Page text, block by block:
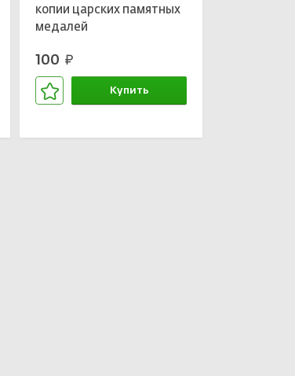
копии царских памятных
медалей
100 руб.
Купить